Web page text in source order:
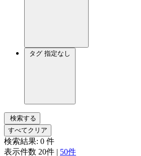
タグ 指定なし
検索する
すべてクリア
検索結果: 0 件
表示件数 20件 | 50件